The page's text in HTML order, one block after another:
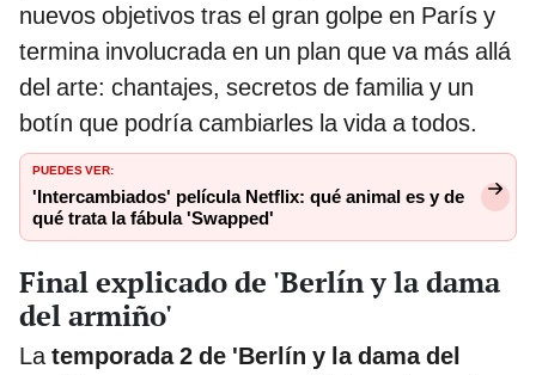
nuevos objetivos tras el gran golpe en París y
termina involucrada en un plan que va más allá
del arte: chantajes, secretos de familia y un
botín que podría cambiarles la vida a todos.
PUEDES VER:
'Intercambiados' película Netflix: qué animal es y de
qué trata la fábula 'Swapped'
Final explicado de 'Berlín y la dama
del armiño'
Latemporada 2 de 'Berlín y la dama del